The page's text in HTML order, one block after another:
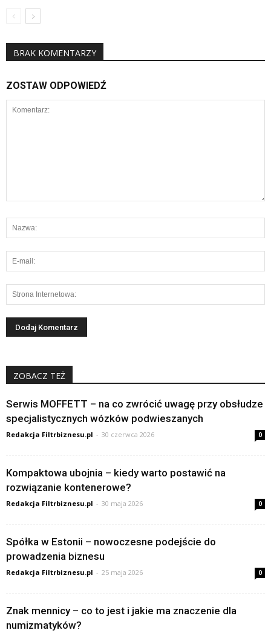
BRAK KOMENTARZY
ZOSTAW ODPOWIEDŹ
ZOBACZ TEŻ
Serwis MOFFETT – na co zwrócić uwagę przy obsłudze
specjalistycznych wózków podwieszanych
Redakcja Filtrbiznesu.pl - 30 czerwca 2026 0
Kompaktowa ubojnia – kiedy warto postawić na
rozwiązanie kontenerowe?
Redakcja Filtrbiznesu.pl - 30 maja 2026 0
Spółka w Estonii – nowoczesne podejście do
prowadzenia biznesu
Redakcja Filtrbiznesu.pl - 25 maja 2026 0
Znak mennicy – co to jest i jakie ma znaczenie dla
numizmatyków?